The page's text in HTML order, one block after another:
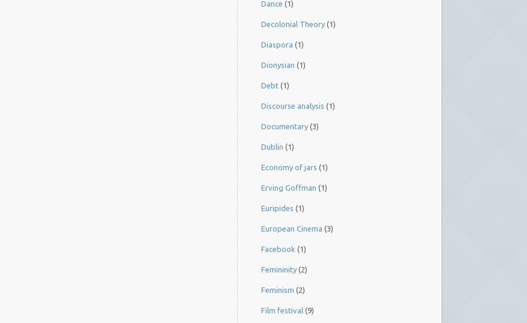
Dance (1)
Decolonial Theory (1)
Diaspora (1)
Dionysian (1)
Debt (1)
Discourse analysis (1)
Documentary (3)
Dublin (1)
Economy of jars (1)
Erving Goffman (1)
Euripides (1)
European Cinema (3)
Facebook (1)
Femininity (2)
Feminism (2)
Film festival (9)